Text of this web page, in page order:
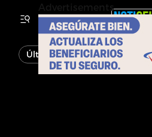
Última Hora Noticias
Advertisements